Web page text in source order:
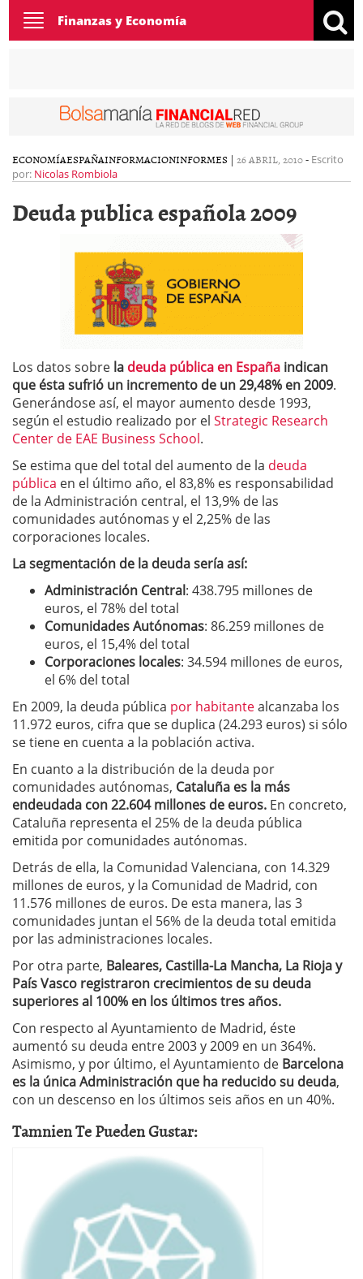
Toggle
navigation
Finanzas y Economía
ECONOMÍAESPAÑAINFORMACIONINFORMES | 26 ABRIL, 2010- Escrito
por: Nicolas Rombiola
Deuda publica española 2009
Los datos sobre la deuda pública en España indican
que ésta sufrió un incremento de un 29,48% en 2009.
Generándose así, el mayor aumento desde 1993,
según el estudio realizado por el Strategic Research
Center de EAE Business School.
Se estima que del total del aumento de la deuda
pública en el último año, el 83,8% es responsabilidad
de la Administración central, el 13,9% de las
comunidades autónomas y el 2,25% de las
corporaciones locales.
La segmentación de la deuda sería así:
Administración Central: 438.795 millones de
euros, el 78% del total
Comunidades Autónomas: 86.259 millones de
euros, el 15,4% del total
Corporaciones locales: 34.594 millones de euros,
el 6% del total
En 2009, la deuda pública por habitantealcanzaba los
11.972 euros, cifra que se duplica (24.293 euros) si sólo
se tiene en cuenta a la población activa.
En cuanto a la distribución de la deuda por
comunidades autónomas, Cataluña es la más
endeudada con 22.604 millones de euros. En concreto,
Cataluña representa el 25% de la deuda pública
emitida por comunidades autónomas.
Detrás de ella, la Comunidad Valenciana, con 14.329
millones de euros, y la Comunidad de Madrid, con
11.576 millones de euros. De esta manera, las 3
comunidades juntan el 56% de la deuda total emitida
por las administraciones locales.
Por otra parte, Baleares, Castilla-La Mancha, La Rioja y
País Vasco registraron crecimientos de su deuda
superiores al 100% en los últimos tres años.
Con respecto al Ayuntamiento de Madrid, éste
aumentó su deuda entre 2003 y 2009 en un 364%.
Asimismo, y por último, el Ayuntamiento de Barcelona
es la única Administración que ha reducido su deuda,
con un descenso en los últimos seis años en un 40%.
Tamnien Te Pueden Gustar: